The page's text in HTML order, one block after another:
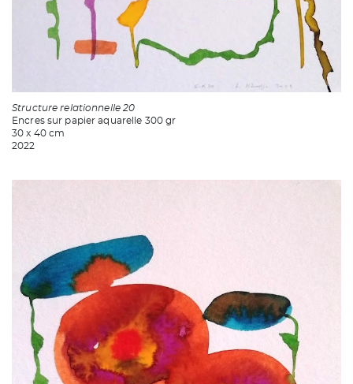
Structure relationnelle 20
Encres sur papier aquarelle 300 gr
30 x 40 cm
2022